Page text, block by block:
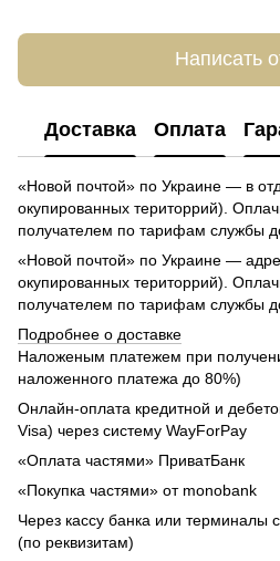
Написать
Доставка Оплата
«Новой почтой» по Украине — в
окупированных територрий).
получателем по тарифам службы
«Новой почтой» по Украине —
окупированных територрий).
получателем по тарифам службы
Подробнее о доставке
Наложеным платежем при
наложенного платежа до 80%)
Онлайн-оплата кредитной и
Visa) через систему WayForPay
«Оплата частями» ПриватБанк
«Покупка частями» от monobank
Через кассу банка или терминалы
(по реквизитам)